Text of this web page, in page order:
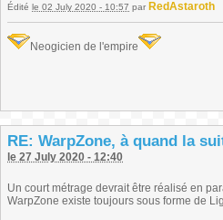
Édité le 02 July 2020 - 10:57 par RedAstaroth
Neogicien de l'empire
RE: WarpZone, à quand la
le 27 July 2020 - 12:40
Un court métrage devrait être réalisé en
WarpZone existe toujours sous forme de